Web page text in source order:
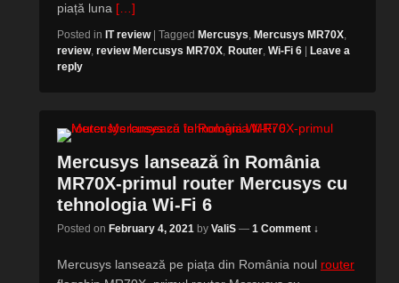
piață luna […]
Posted in IT review Tagged Mercusys, Mercusys MR70X,
review, review Mercusys MR70X, Router, Wi-Fi 6
Leave a
reply
Mercusys lansează în România
MR70X-primul router Mercusys cu
tehnologia Wi-Fi 6
Posted on February 4, 2021 by ValiS — 1 Comment ↓
Mercusys lansează pe piața din România noul router